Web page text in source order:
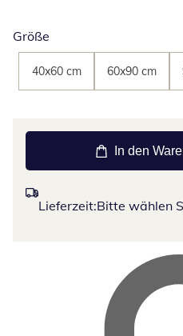
Größe
40x60 cm 60x90 cm
In den
Lieferzeit:Bitte wählen